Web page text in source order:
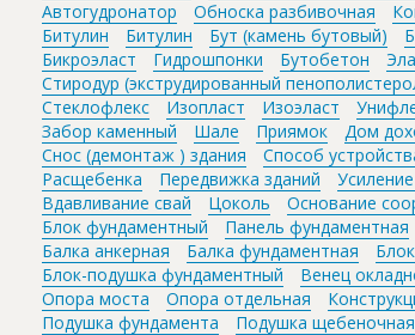
Автогудронатор
Обноска разбивочная
Битулин
Битулин Бут (камень бутовый)
Бикроэласт
Гидрошпонки Бутобетон
Стиродур (экструдированный
Стеклофлекс
Изопласт Изоэласт
Забор каменный
Шале Приямок Дом
Снос (демонтаж ) здания
Способ
Расщебенка
Передвижка зданий
Вдавливание свай
Цоколь Основание
Блок фундаментный
Панель фундаментная
Балка анкерная
Балка фундаментная
Блок-подушка фундаментный
Венец
Опора моста
Опора отдельная
Подушка фундамента
Подушка щебеночная